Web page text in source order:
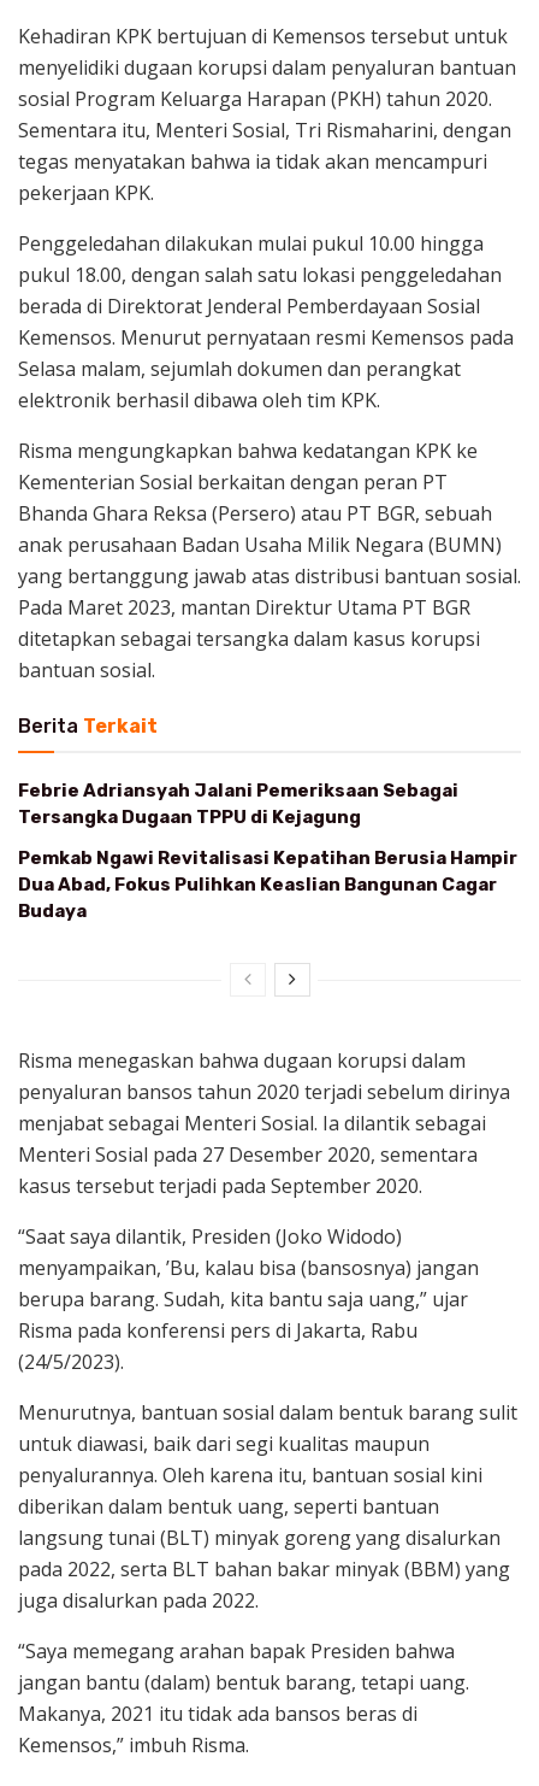
Kehadiran KPK bertujuan di Kemensos tersebut untuk
menyelidiki dugaan korupsi dalam penyaluran bantuan
sosial Program Keluarga Harapan (PKH) tahun 2020.
Sementara itu, Menteri Sosial, Tri Rismaharini, dengan
tegas menyatakan bahwa ia tidak akan mencampuri
pekerjaan KPK.
Penggeledahan dilakukan mulai pukul 10.00 hingga
pukul 18.00, dengan salah satu lokasi penggeledahan
berada di Direktorat Jenderal Pemberdayaan Sosial
Kemensos. Menurut pernyataan resmi Kemensos pada
Selasa malam, sejumlah dokumen dan perangkat
elektronik berhasil dibawa oleh tim KPK.
Risma mengungkapkan bahwa kedatangan KPK ke
Kementerian Sosial berkaitan dengan peran PT
Bhanda Ghara Reksa (Persero) atau PT BGR, sebuah
anak perusahaan Badan Usaha Milik Negara (BUMN)
yang bertanggung jawab atas distribusi bantuan sosial.
Pada Maret 2023, mantan Direktur Utama PT BGR
ditetapkan sebagai tersangka dalam kasus korupsi
bantuan sosial.
Berita Terkait
Febrie Adriansyah Jalani Pemeriksaan Sebagai
Tersangka Dugaan TPPU di Kejagung
Pemkab Ngawi Revitalisasi Kepatihan Berusia Hampir
Dua Abad, Fokus Pulihkan Keaslian Bangunan Cagar
Budaya
Risma menegaskan bahwa dugaan korupsi dalam
penyaluran bansos tahun 2020 terjadi sebelum dirinya
menjabat sebagai Menteri Sosial. Ia dilantik sebagai
Menteri Sosial pada 27 Desember 2020, sementara
kasus tersebut terjadi pada September 2020.
“Saat saya dilantik, Presiden (Joko Widodo)
menyampaikan, ’Bu, kalau bisa (bansosnya) jangan
berupa barang. Sudah, kita bantu saja uang,” ujar
Risma pada konferensi pers di Jakarta, Rabu
(24/5/2023).
Menurutnya, bantuan sosial dalam bentuk barang sulit
untuk diawasi, baik dari segi kualitas maupun
penyalurannya. Oleh karena itu, bantuan sosial kini
diberikan dalam bentuk uang, seperti bantuan
langsung tunai (BLT) minyak goreng yang disalurkan
pada 2022, serta BLT bahan bakar minyak (BBM) yang
juga disalurkan pada 2022.
“Saya memegang arahan bapak Presiden bahwa
jangan bantu (dalam) bentuk barang, tetapi uang.
Makanya, 2021 itu tidak ada bansos beras di
Kemensos,” imbuh Risma.